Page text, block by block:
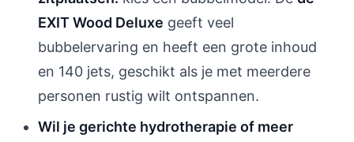
EXIT Wood Deluxe geeft veel
bubbelervaring en heeft een grote inhoud
en 140 jets, geschikt als je met meerdere
personen rustig wilt ontspannen.
Wil je gerichte hydrotherapie of meer